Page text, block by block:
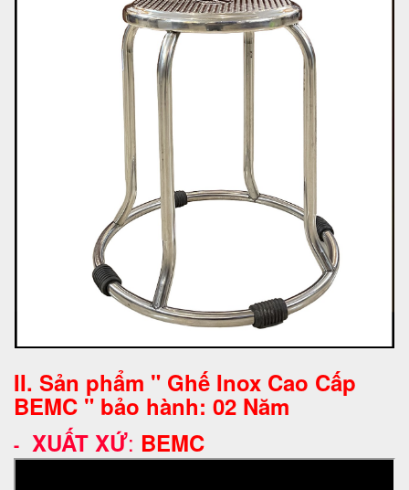
II. Sản phẩm " Ghế Inox Cao Cấp
BEMC " bảo hành: 02 Năm
- XUẤT XỨ: BEMC